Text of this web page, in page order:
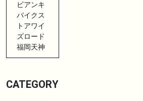
ビアンキ
バイクス
トアワイ
ズロード
福岡天神
CATEGORY